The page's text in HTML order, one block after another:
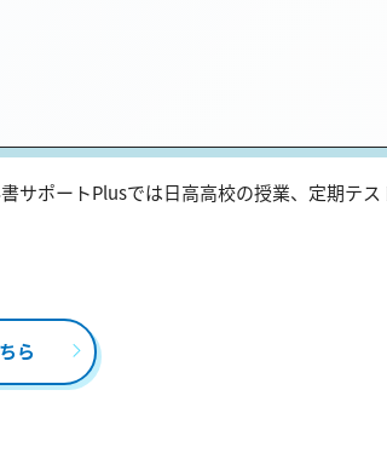
サポートPlusでは日高高校の授業、定期テ
ら